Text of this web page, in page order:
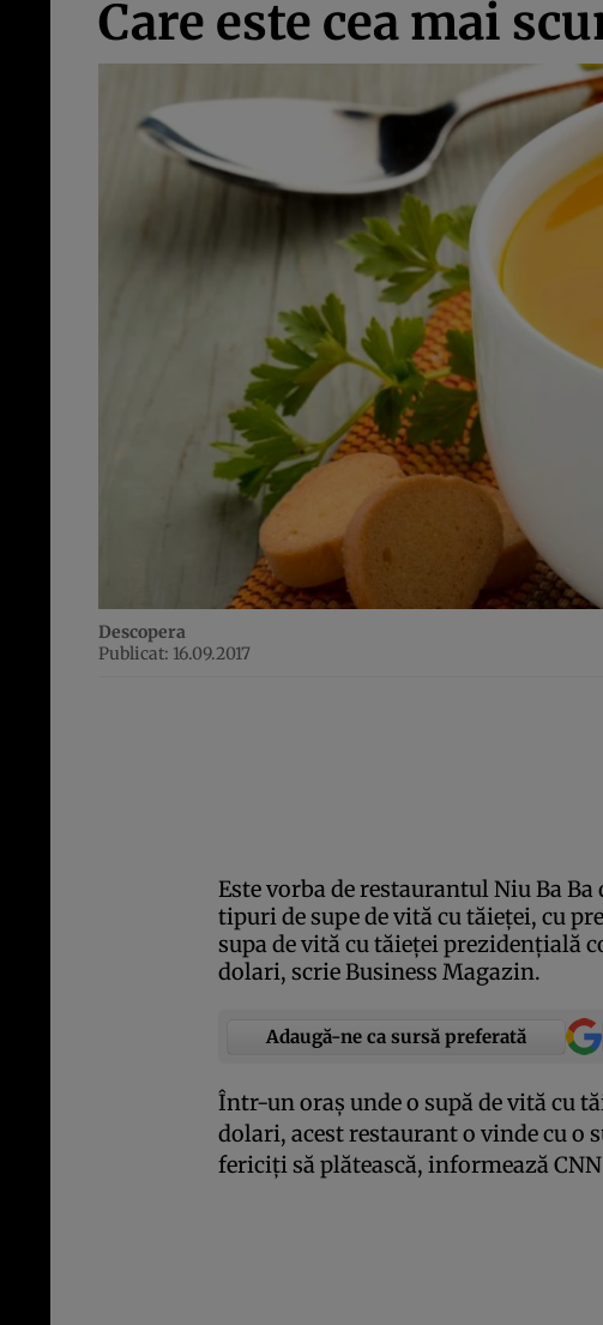
Care este cea mai
Descopera
Publicat: 16.09.2017
Este vorba de restaurantul Niu Ba
tipuri de supe de vită cu tăieţei, cu
supa de vită cu tăieţei prezidenţială
dolari, scrie Business Magazin.
Adaugă-ne ca sursă preferată
Într-un oraş unde o supă de vită cu
dolari, acest restaurant o vinde cu o
fericiţi să plătească, informează